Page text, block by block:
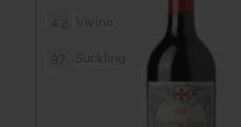
Vivino
Suckling